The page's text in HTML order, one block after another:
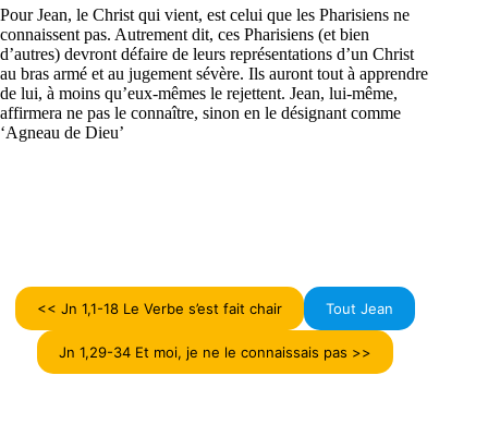
Pour Jean, le Christ qui vient, est celui que les Pharisiens ne
connaissent pas. Autrement dit, ces Pharisiens (et bien
d’autres) devront défaire de leurs représentations d’un Christ
au bras armé et au jugement sévère. Ils auront tout à apprendre
de lui, à moins qu’eux-mêmes le rejettent. Jean, lui-même,
affirmera ne pas le connaître, sinon en le désignant comme
‘Agneau de Dieu’
<< Jn 1,1-18 Le Verbe s’est fait chair Tout Jean
Jn 1,29-34 Et moi, je ne le connaissais pas >>